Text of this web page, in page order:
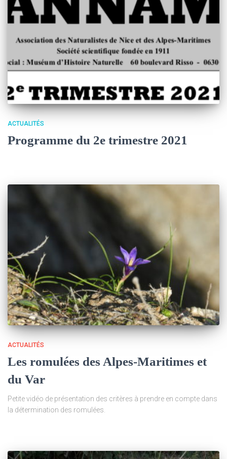
ACTUALITÉS
Programme du 2e trimestre 2021
ACTUALITÉS
Les romulées des Alpes-Maritimes et
du Var
Petite vidéo de présentation des critères à prendre en compte dans
la détermination des romulées.